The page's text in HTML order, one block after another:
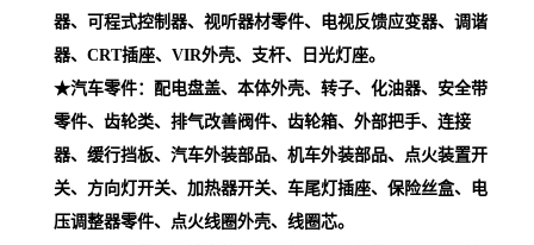
器、可程式控制器、视听器材零件、电视反馈应变器、调谐
器、CRT插座、VIR外壳、支杆、日光灯座。
★汽车零件：配电盘盖、本体外壳、转子、化油器、安全带
零件、齿轮类、排气改善阀件、齿轮箱、外部把手、连接
器、缓行挡板、汽车外装部品、机车外装部品、点火装置开
关、方向灯开关、加热器开关、车尾灯插座、保险丝盒、电
压调整器零件、点火线圈外壳、线圈芯。